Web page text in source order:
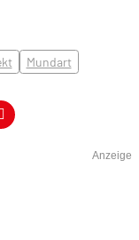
Mundart
Anzeige